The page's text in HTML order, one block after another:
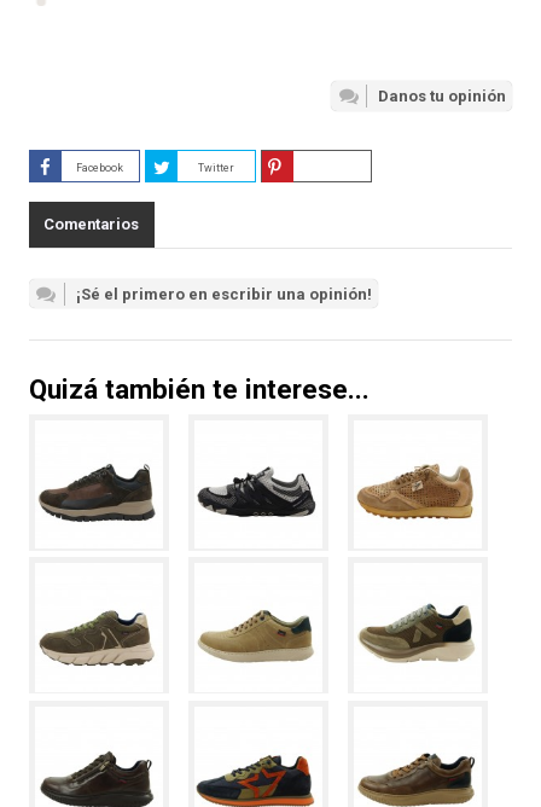
Danos tu opinión
Facebook Twitter
Comentarios
¡Sé el primero en escribir una opinión!
Quizá también te interese...